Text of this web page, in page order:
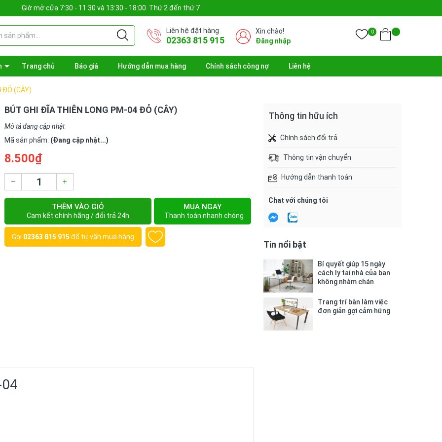
Giờ mở cửa 7:30 - 11:30 và 13:30 - 18:00. Thứ 2 đến thứ 7
Liên hệ đặt hàng
02363 815 915
Xin chào!
Đăng nhập
0
Trang chủ Báo giá Hướng dẫn mua hàng Chính sách công nợ Liên hệ
ĐỎ (CÂY)
BÚT GHI ĐĨA THIÊN LONG PM-04 ĐỎ (CÂY)
Mô tả đang cập nhật
Mã sản phẩm: (Đang cập nhật...)
8.500₫
– +
THÊM VÀO GIỎ
Cam kết chính hãng / đổi trả 24h
MUA NGAY
Thanh toán nhanh chóng
Gọi 02363 815 915 để tư vấn mua hàng
Thông tin hữu ích
Chính sách đổi trả
Thông tin vận chuyển
Hướng dẫn thanh toán
Chat với chúng tôi
Tin nổi bật
Bí quyết giúp 15 ngày
cách ly tại nhà của bạn
không nhàm chán
Trang trí bàn làm việc
đơn giản gợi cảm hứng